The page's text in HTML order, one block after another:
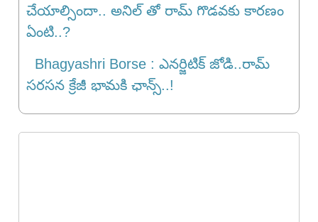
చేయాల్సిందా.. అనిల్ తో రామ్ గొడవకు కారణం
ఏంటి..?
Bhagyashri Borse : ఎనర్జిటిక్ జోడి..రామ్
స‌ర‌స‌న క్రేజీ భామ‌కి ఛాన్స్..!